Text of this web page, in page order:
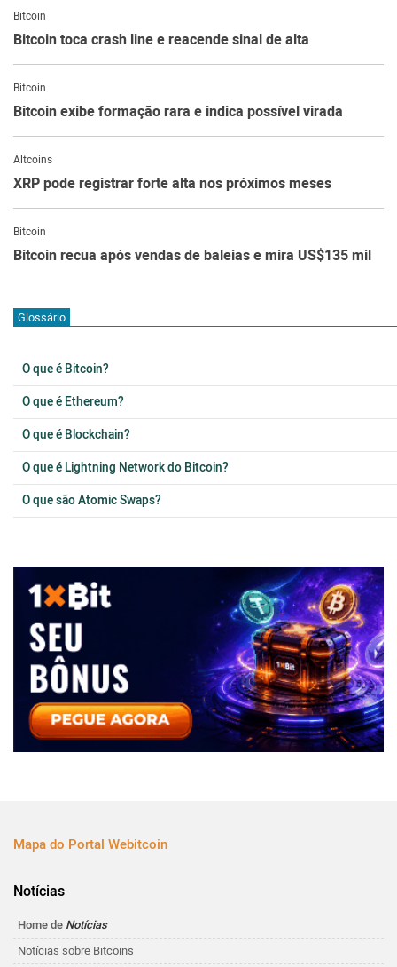
Bitcoin
Bitcoin toca crash line e reacende sinal de alta
Bitcoin
Bitcoin exibe formação rara e indica possível virada
Altcoins
XRP pode registrar forte alta nos próximos meses
Bitcoin
Bitcoin recua após vendas de baleias e mira US$135 mil
Glossário
O que é Bitcoin?
O que é Ethereum?
O que é Blockchain?
O que é Lightning Network do Bitcoin?
O que são Atomic Swaps?
Mapa do Portal Webitcoin
Notícias
Home de Notícias
Notícias sobre Bitcoins